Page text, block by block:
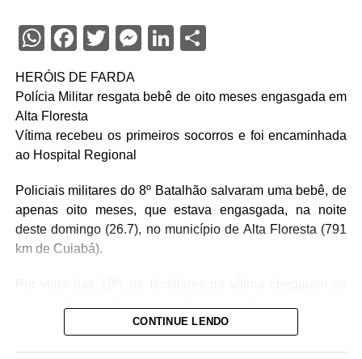
WhatsApp
Facebook
TwitterMessenger
LinkedIn
HERÓIS DE FARDA
Polícia Militar resgata bebê de oito meses engasgada em
Alta Floresta
Vítima recebeu os primeiros socorros e foi encaminhada
ao Hospital Regional
Policiais militares do 8º Batalhão salvaram uma bebê, de
apenas oito meses, que estava engasgada, na noite
deste domingo (26.7), no município de Alta Floresta (791
km de Cuiabá).
um quadro de obstrução das vias aéreas com leite
CONTINUE LENDO